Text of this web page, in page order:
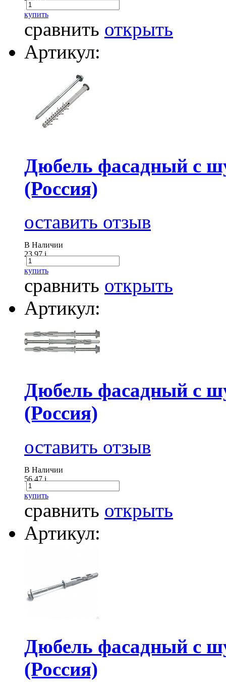
купить
сравнить открыть
Артикул:
Дюбель фасадный с
(Россия)
оставить отзыв
В Наличии
23.97i
купить
сравнить открыть
Артикул:
Дюбель фасадный с
(Россия)
оставить отзыв
В Наличии
56.47i
купить
сравнить открыть
Артикул:
Дюбель фасадный с
(Россия)